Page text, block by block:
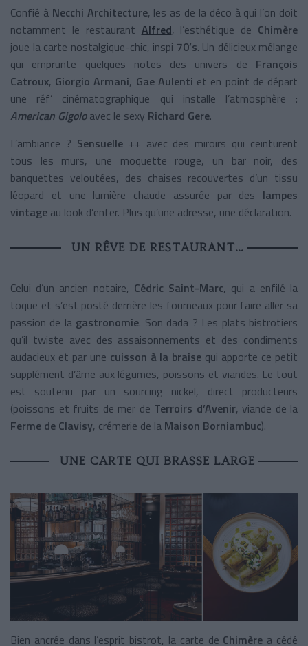
Confié à Necchi Architecture, les as de la déco à qui l’on doit
notamment le restaurant Alfred, l’esthétique de Chimère
joue la carte nostalgique-chic, inspi 70’s. Un délicieux mélange
qui emprunte quelques notes des univers de François
Catroux, Giorgio Armani, Gae Aulenti et en point de départ
une réf’ cinématographique qui installe l’atmosphère :
American Gigoloavec le sexy Richard Gere.
L’ambiance ? Sensuelle ++ avec des miroirs qui ceinturent
tous les murs, une moquette rouge, un bar noir, des
banquettes veloutées, des chaises recouvertes d’un tissu
léopard et une lumière chaude assurée par des lampes
vintage au look d’enfer. Plus qu’une adresse, une déclaration.
UN RÊVE DE RESTAURANT…
Celui d’un ancien notaire, Cédric Saint-Marc, qui a enfilé la
toque et s’est posté derrière les fourneaux pour faire aller sa
passion de la gastronomie. Son dada ? Les plats bistrotiers
qu’il twiste avec des assaisonnements et des condiments
audacieux et par une cuisson à la braise qui apporte ce petit
supplément d’âme aux légumes, poissons et viandes. Le tout
est soutenu par un sourcing nickel, direct producteurs
(poissons et fruits de mer de Terroirs d’Avenir, viande de la
Ferme de Clavisy, crémerie de la Maison Borniambuc).
UNE CARTE QUI BRASSE LARGE
Bien ancrée dans l’esprit bistrot, la carte de Chimère a cédé